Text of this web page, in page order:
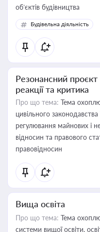
об’єктів будівництва
Будівельна діяльність
Резонансний
реакції та критика
Про що тема: Тема
цивільного
регулювання майнових і
відносин та правового
правовідносин
Вища освіта
Про що тема: Тема
системи вищої освіти,